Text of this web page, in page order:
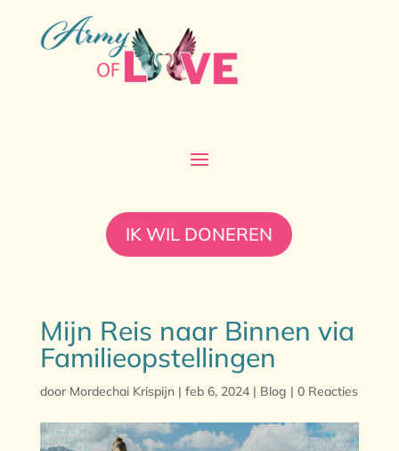
IK WIL DONEREN
Mijn Reis naar Binnen via
Familieopstellingen
door Mordechai Krispijn| feb 6, 2024| Blog | 0 Reacties